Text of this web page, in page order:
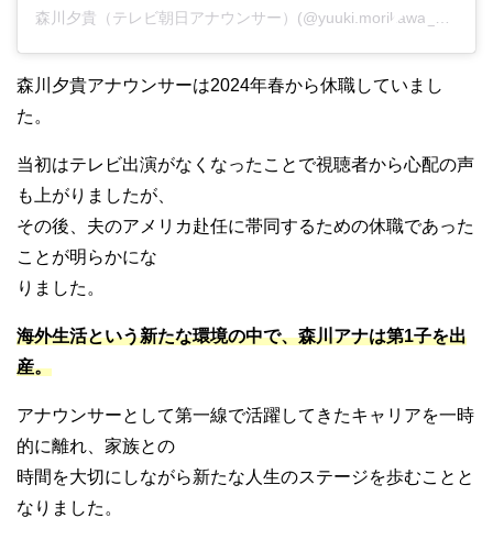
森川夕貴アナウンサーは2024年春から休職していまし
た。
当初はテレビ出演がなくなったことで視聴者から心配の声
も上がりましたが、
その後、夫のアメリカ赴任に帯同するための休職であった
ことが明らかにな
りました。
海外生活という新たな環境の中で、森川アナは第1子を出
産。
アナウンサーとして第一線で活躍してきたキャリアを一時
的に離れ、家族との
時間を大切にしながら新たな人生のステージを歩むことと
なりました。